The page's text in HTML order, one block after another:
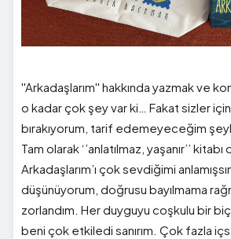
''Arkadaşlarım'' hakkında yazmak ve
o kadar çok şey var ki… Fakat sizler
bırakıyorum, tarif edemeyeceğim
Tam olarak ‘’anlatılmaz, yaşanır’’ kitabı
Arkadaşlarım’ı çok sevdiğimi
düşünüyorum, doğrusu bayılmama
zorlandım. Her duyguyu coşkulu bir
beni çok etkiledi sanırım. Çok fazla